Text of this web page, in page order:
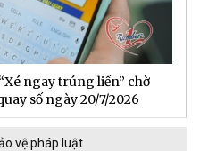
ngay trúng liền” chờ
số ngày 20/7/2026
vệ pháp luật